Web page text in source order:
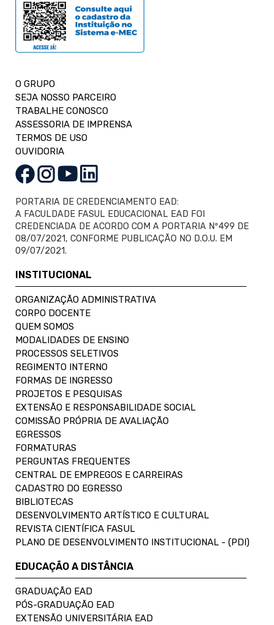
O GRUPO
SEJA NOSSO PARCEIRO
TRABALHE CONOSCO
ASSESSORIA DE IMPRENSA
TERMOS DE USO
OUVIDORIA
PORTARIA DE CREDENCIAMENTO EAD:
A FACULDADE FASUL EDUCACIONAL EAD FOI
CREDENCIADA DE ACORDO COM A PORTARIA Nº499 DE
08/07/2021, CONFORME PUBLICAÇÃO NO D.O.U. EM
09/07/2021.
INSTITUCIONAL
ORGANIZAÇÃO ADMINISTRATIVA
CORPO DOCENTE
QUEM SOMOS
MODALIDADES DE ENSINO
PROCESSOS SELETIVOS
REGIMENTO INTERNO
FORMAS DE INGRESSO
PROJETOS E PESQUISAS
EXTENSÃO E RESPONSABILIDADE SOCIAL
COMISSÃO PRÓPRIA DE AVALIAÇÃO
EGRESSOS
FORMATURAS
PERGUNTAS FREQUENTES
CENTRAL DE EMPREGOS E CARREIRAS
CADASTRO DO EGRESSO
BIBLIOTECAS
DESENVOLVIMENTO ARTÍSTICO E CULTURAL
REVISTA CIENTÍFICA FASUL
PLANO DE DESENVOLVIMENTO INSTITUCIONAL - (PDI)
EDUCAÇÃO A DISTÂNCIA
GRADUAÇÃO EAD
PÓS-GRADUAÇÃO EAD
EXTENSÃO UNIVERSITÁRIA EAD